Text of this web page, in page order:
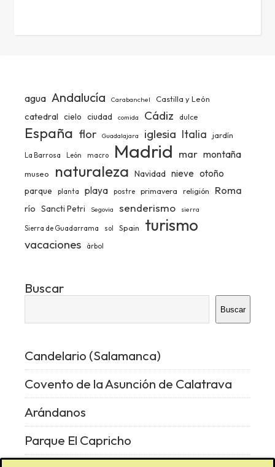
agua Andalucía Carabanchel Castilla y León
catedral cielo ciudad comida Cádiz dulce
España flor Guadalajara iglesia Italia jardín
La Barrosa León macro Madrid mar montaña
museo naturaleza Navidad nieve otoño
parque planta playa postre primavera religión Roma
río Sancti Petri Segovia senderismo sierra
Sierra de Guadarrama sol Spain turismo
vacaciones árbol
Buscar
Buscar
Candelario (Salamanca)
Covento de la Asunción de Calatrava
Arándanos
Parque El Capricho